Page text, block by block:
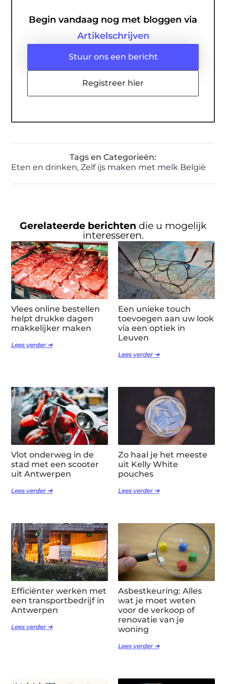
Begin vandaag nog met bloggen via
Artikelschrijven
Stuur ons een bericht
Registreer hier
Tags en Categorieën:
Eten en drinken,Zelf ijs maken met melk België
Gerelateerde berichten die u mogelijk
interesseren.
Vlees online bestellen
helpt drukke dagen
makkelijker maken
Lees verder ➜
Een unieke touch
toevoegen aan uw look
via een optiek in
Leuven
Lees verder ➜
Vlot onderweg in de
stad met een scooter
uit Antwerpen
Lees verder ➜
Zo haal je het meeste
uit Kelly White
pouches
Lees verder ➜
Efficiënter werken met
een transportbedrijf in
Antwerpen
Lees verder ➜
Asbestkeuring: Alles
wat je moet weten
voor de verkoop of
renovatie van je
woning
Lees verder ➜